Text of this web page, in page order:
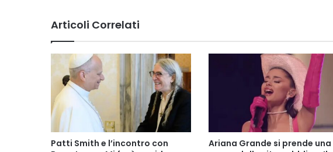
Articoli Correlati
Patti Smith e l’incontro con
Ariana Grande si prende una